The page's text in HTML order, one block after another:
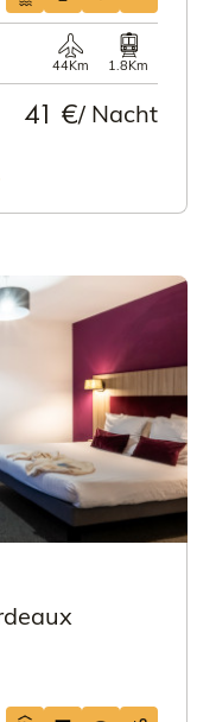
44Km 1.8Km
41 €/ Nacht